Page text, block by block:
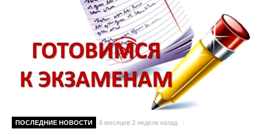
ПОСЛЕДНИЕ НОВОСТИ 6 месяцев 2 недели назад